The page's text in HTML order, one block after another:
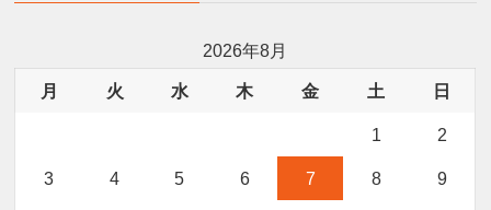
2026年8月
月 火 水 木 金 土 日
1 2
3 4 5 6 7 8 9